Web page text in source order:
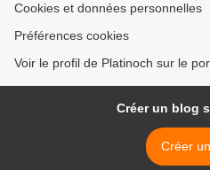
Cookies et données personnelles
Préférences cookies
Voir le profil de Platinoch sur le
Créer un blog
Créer